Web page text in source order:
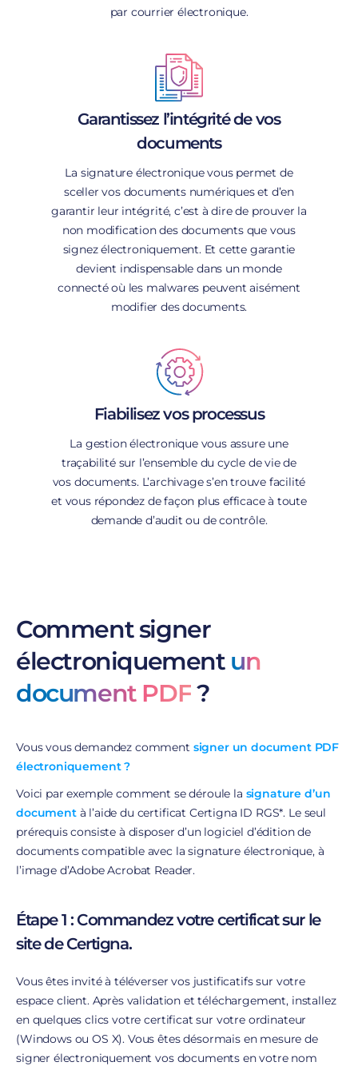
par courrier électronique.
Garantissez l’intégrité de vos
documents
La signature électronique vous permet de
sceller vos documents numériques et d’en
garantir leur intégrité, c’est à dire de prouver la
non modification des documents que vous
signez électroniquement. Et cette garantie
devient indispensable dans un monde
connecté où les malwares peuvent aisément
modifier des documents.
Fiabilisez vos processus
La gestion électronique vous assure une
traçabilité sur l’ensemble du cycle de vie de
vos documents. L’archivage s’en trouve facilité
et vous répondez de façon plus efficace à toute
demande d’audit ou de contrôle.
Comment signer
électroniquement un
document PDF?
Vous vous demandez comment signer un document PDF
électroniquement ?
Voici par exemple comment se déroule la signature d’un
documentà l’aide du certificat Certigna ID RGS*. Le seul
prérequis consiste à disposer d’un logiciel d’édition de
documents compatible avec la signature électronique, à
l’image d’Adobe Acrobat Reader.
Étape 1 : Commandez votre certificat sur le
site de Certigna.
Vous êtes invité à téléverser vos justificatifs sur votre
espace client. Après validation et téléchargement, installez
en quelques clics votre certificat sur votre ordinateur
(Windows ou OS X). Vous êtes désormais en mesure de
signer électroniquement vos documents en votre nom